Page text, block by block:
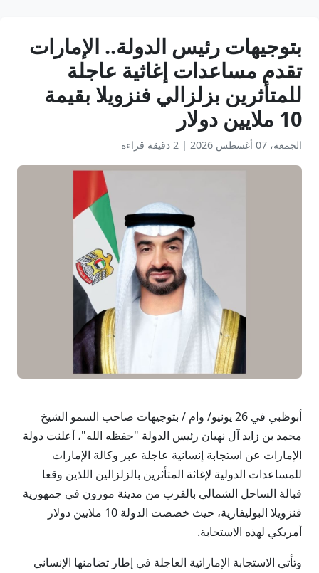
بتوجيهات رئيس الدولة.. الإمارات
تقدم مساعدات إغاثية عاجلة
للمتأثرين بزلزالي فنزويلا بقيمة
10 ملايين دولار
الجمعة، 07 أغسطس 2026 | 2 دقيقة قراءة
أبوظبي في 26 يونيو/ وام / بتوجيهات صاحب السمو الشيخ
محمد بن زايد آل نهيان رئيس الدولة "حفظه الله"، أعلنت دولة
الإمارات عن استجابة إنسانية عاجلة عبر وكالة الإمارات
للمساعدات الدولية لإغاثة المتأثرين بالزلزالين اللذين وقعا
قبالة الساحل الشمالي بالقرب من مدينة مورون في جمهورية
فنزويلا البوليفارية، حيث خصصت الدولة 10 ملايين دولار
أمريكي لهذه الاستجابة.
وتأتي الاستجابة الإماراتية العاجلة في إطار تضامنها الإنساني